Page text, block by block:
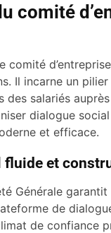
comité
comité
Il incarne un
des salariés
dialogue
et efficace.
fluide et
Générale
de
de confiance